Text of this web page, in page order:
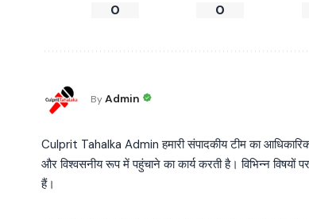
0 0
ByAdmin
Culprit Tahalka Admin हमारी संपादकीय टीम का आधिकारिक
और विश्वसनीय रूप में पहुंचाने का कार्य करती है। विभिन्न विषयों
हैं।